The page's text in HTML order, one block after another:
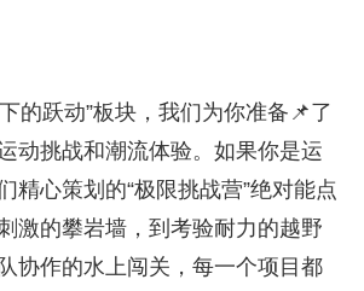
的跃动”板块，我们为你准备📌了
动挑战和潮流体验。如果你是运
精心策划的“极限挑战营”绝对能点
激的攀岩墙，到考验耐力的越野
协作的水上闯关，每一个项目都